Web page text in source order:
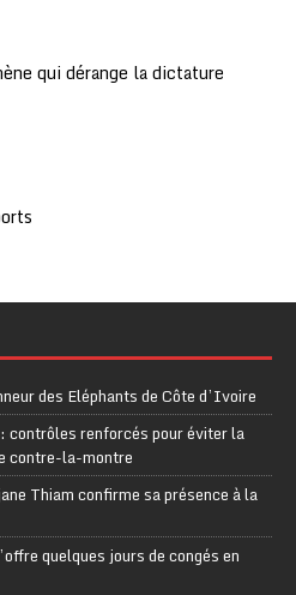
qui dérange la dictature
des Eléphants de Côte d’Ivoire
contrôles renforcés pour éviter la
contre-la-montre
Thiam confirme sa présence à la
quelques jours de congés en